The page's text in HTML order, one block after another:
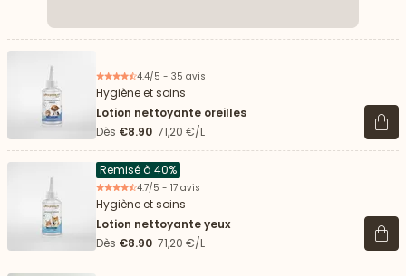
4.4/5 - 35 avis
Hygiène et soins
Lotion nettoyante oreilles
Dès €8.90 71,20 €/L Voir
Remisé à 40%
4.7/5 - 17 avis
Hygiène et soins
Lotion nettoyante yeux
Dès €8.90 71,20 €/L Voir